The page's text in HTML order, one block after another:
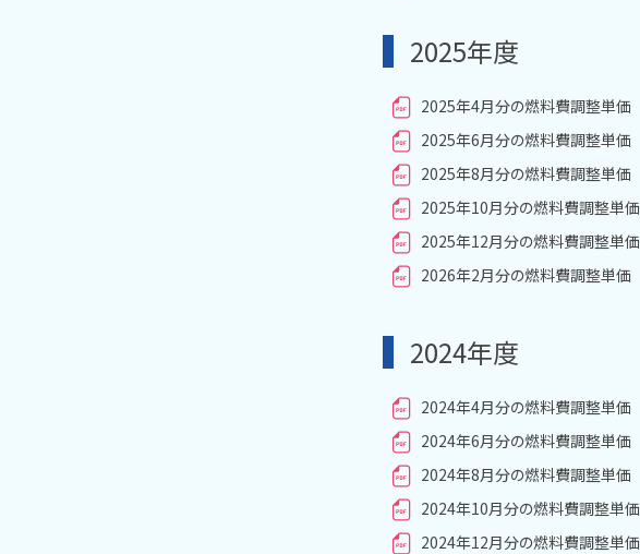
2025年度
2025年4月分の燃料費調整単価
2025年6月分の燃料費調整単価
2025年8月分の燃料費調整単価
2025年10月分の燃料費調整単価
2025年12月分の燃料費調整単価
2026年2月分の燃料費調整単価
2024年度
2024年4月分の燃料費調整単価
2024年6月分の燃料費調整単価
2024年8月分の燃料費調整単価
2024年10月分の燃料費調整単価
2024年12月分の燃料費調整単価